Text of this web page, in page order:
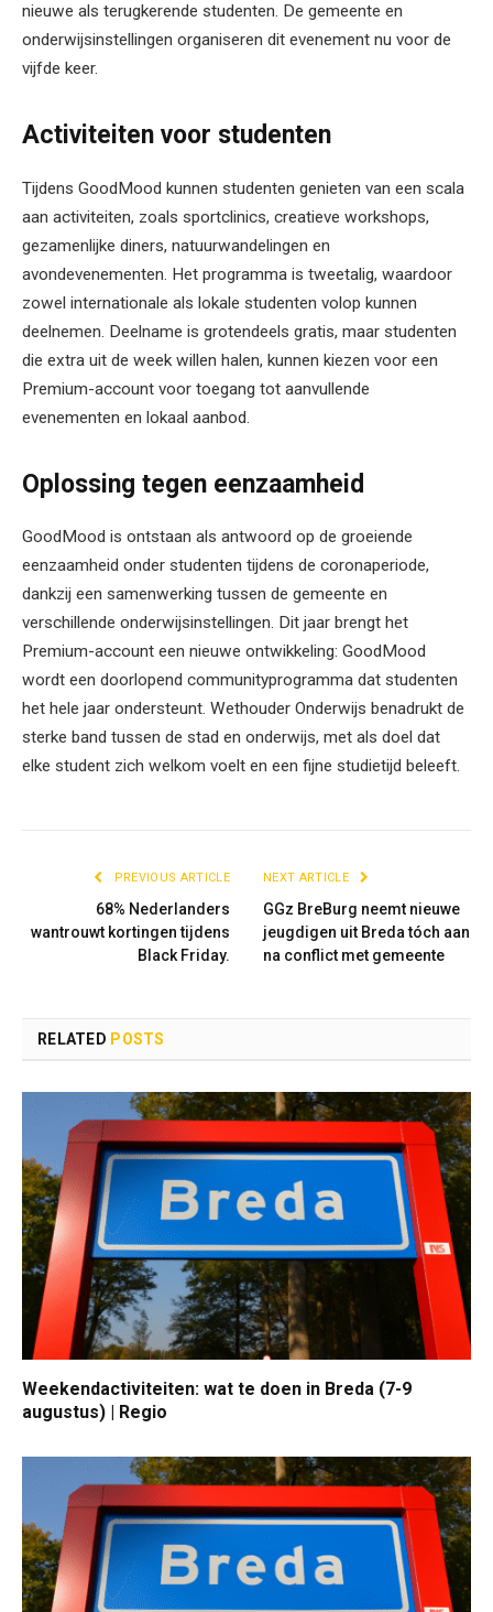
nieuwe als terugkerende studenten. De gemeente en
onderwijsinstellingen organiseren dit evenement nu voor de
vijfde keer.
Activiteiten voor studenten
Tijdens GoodMood kunnen studenten genieten van een scala
aan activiteiten, zoals sportclinics, creatieve workshops,
gezamenlijke diners, natuurwandelingen en
avondevenementen. Het programma is tweetalig, waardoor
zowel internationale als lokale studenten volop kunnen
deelnemen. Deelname is grotendeels gratis, maar studenten
die extra uit de week willen halen, kunnen kiezen voor een
Premium-account voor toegang tot aanvullende
evenementen en lokaal aanbod.
Oplossing tegen eenzaamheid
GoodMood is ontstaan als antwoord op de groeiende
eenzaamheid onder studenten tijdens de coronaperiode,
dankzij een samenwerking tussen de gemeente en
verschillende onderwijsinstellingen. Dit jaar brengt het
Premium-account een nieuwe ontwikkeling: GoodMood
wordt een doorlopend communityprogramma dat studenten
het hele jaar ondersteunt. Wethouder Onderwijs benadrukt de
sterke band tussen de stad en onderwijs, met als doel dat
elke student zich welkom voelt en een fijne studietijd beleeft.
PREVIOUS ARTICLE
68% Nederlanders
wantrouwt kortingen tijdens
Black Friday.
NEXT ARTICLE
GGz BreBurg neemt nieuwe
jeugdigen uit Breda tóch aan
na conflict met gemeente
RELATED POSTS
Weekendactiviteiten: wat te doen in Breda (7-9
augustus) | Regio